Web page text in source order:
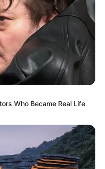
ventajas que
plazo:
Who Became Real Life